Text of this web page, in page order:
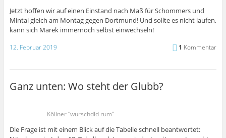
Jetzt hoffen wir auf einen Einstand nach Maß für Schommers und
Mintal gleich am Montag gegen Dortmund! Und sollte es nicht laufen,
kann sich Marek immernoch selbst einwechseln!
12. Februar 2019 1 Kommentar
Ganz unten: Wo steht der Glubb?
Köllner “wurschdld rum”
Die Frage ist mit einem Blick auf die Tabelle schnell beantwortet: